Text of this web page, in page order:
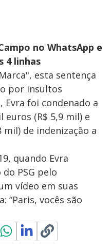
no WhatsApp e
4 linhas
esta sentença
por insultos
Evra foi condenado a
(R$ 5,9 mil) e
mil) de indenização a
quando Evra
PSG pelo
vídeo em suas
“Paris, vocês são